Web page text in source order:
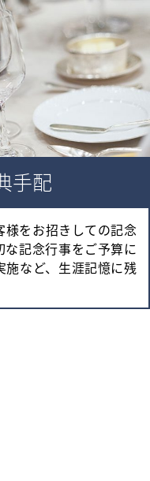
手配
をお招きしての記念
記念行事をご予算に
など、生涯記憶に残